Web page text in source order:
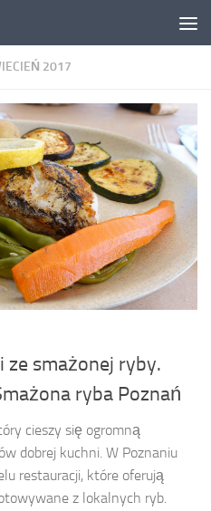
2017
ze smażonej ryby.
ryba Poznań
cieszy się ogromną
dobrej kuchni. W Poznaniu
restauracji, które oferują
z lokalnych ryb.